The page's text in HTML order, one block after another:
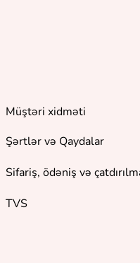
Müştəri xidməti
Şərtlər və Qaydalar
Sifariş, ödəniş və
TVS